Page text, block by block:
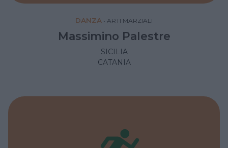
DANZA • ARTI MARZIALI
Massimino Palestre
SICILIA
CATANIA